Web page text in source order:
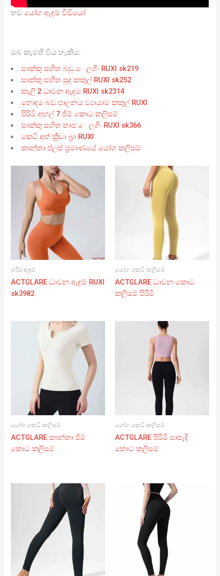
තවයෝග ඇඳුම් වීඩියෝ
ඔබ කැමති විය හැකිය:
සාක්කු සහිත බඩු ෙලගිං RUXI sk219
සාක්කු සහිත සුදු කකුල් RUXI sk252
කෑලි 2 ධාවන ඇඳුම RUXI sk2314
හොඳම බඩ පාලනය ව්‍යායාම කකුල් RUXI
පිරිමි අඟල් 7 ජිම් කොට කලිසම්
සාක්කු සහිත තාප ෙලගිං RUXI sk366
කෙටි අත් ක්‍රීඩා බ්‍රා RUXI
කාන්තා ප්ලස් ප්‍රමාණයේ යෝග කලිසම්
ශරීර ඇඳුම්
ACTGLARE ධාවන ඇඳුම් RUXI
sk3982
යෝග කෙටි කලිසම්
ACTGLARE ධාවන කොට
කලිසම් පිරිමි
යෝග කෙටි කලිසම්
ACTGLARE කාන්තා ජිම්
කොට කලිසම්
යෝග කෙටි කලිසම්
ACTGLARE පිරිමි පාපැදි
කොට කලිසම්